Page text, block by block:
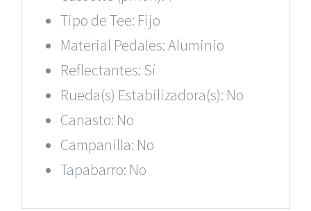
Tipo de Tee: Fijo
Material Pedales: Aluminio
Reflectantes: Sí
Rueda(s) Estabilizadora(s): No
Canasto: No
Campanilla: No
Tapabarro: No